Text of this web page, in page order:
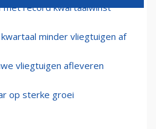
met record kwartaalwinst
minder vliegtuigen af
vliegtuigen afleveren
op sterke groei